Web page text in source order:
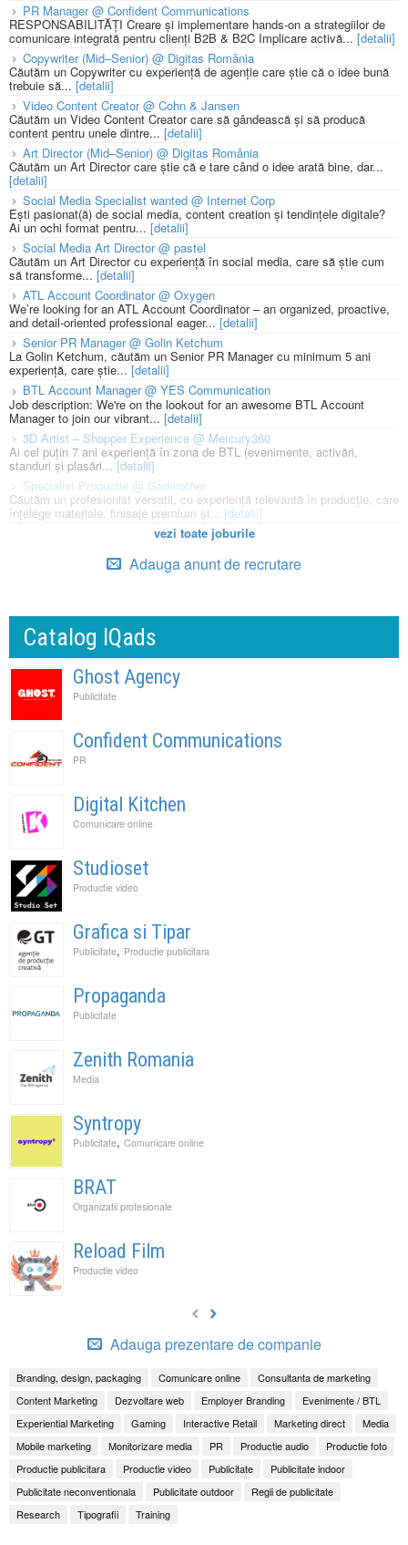
PR Manager @ Confident Communications
RESPONSABILITĂȚI Creare și implementare hands-on a strategiilor de
comunicare integrată pentru clienți B2B & B2C Implicare activă... [detalii]
Copywriter (Mid–Senior) @ Digitas România
Căutăm un Copywriter cu experiență de agenție care știe că o idee bună
trebuie să... [detalii]
Video Content Creator @ Cohn & Jansen
Căutăm un Video Content Creator care să gândească și să producă
content pentru unele dintre... [detalii]
Art Director (Mid–Senior) @ Digitas România
Căutăm un Art Director care știe că e tare când o idee arată bine, dar...
[detalii]
Social Media Specialist wanted @ Internet Corp
Ești pasionat(ă) de social media, content creation și tendințele digitale?
Ai un ochi format pentru... [detalii]
Social Media Art Director @ pastel
Căutăm un Art Director cu experiență în social media, care să știe cum
să transforme... [detalii]
ATL Account Coordinator @ Oxygen
We’re looking for an ATL Account Coordinator – an organized, proactive,
and detail-oriented professional eager... [detalii]
Senior PR Manager @ Golin Ketchum
La Golin Ketchum, căutăm un Senior PR Manager cu minimum 5 ani
experiență, care știe... [detalii]
BTL Account Manager @ YES Communication
Job description: We're on the lookout for an awesome BTL Account
Manager to join our vibrant... [detalii]
3D Artist – Shopper Experience @ Mercury360
Ai cel puțin 7 ani experiență în zona de BTL (evenimente, activări,
standuri și plasări...[detalii]
Specialist Productie @ Godmother
Căutăm un profesionist versatil, cu experiență relevantă în producție, care
înțelege materiale, finisaje premium și... [detalii]
vezi toate joburile
Adauga anunt de recrutare
Catalog IQads
Ghost Agency
Publicitate
Confident Communications
PR
Digital Kitchen
Comunicare online
Studioset
Productie video
Grafica si Tipar
Publicitate, Productie publicitara
Propaganda
Publicitate
Zenith Romania
Media
Syntropy
Publicitate, Comunicare online
BRAT
Organizatii profesionale
Reload Film
Productie video
Adauga prezentare de companie
Branding, design, packaging Comunicare online
Consultanta de marketing
Content Marketing
Dezvoltare web Employer Branding
Evenimente / BTL
Experiential Marketing
Gaming Interactive Retail Marketing direct
Media
Mobile marketing
Monitorizare media PR Productie audio
Productie foto
Productie publicitara
Productie video Publicitate
Publicitate indoor
Publicitate neconventionala
Publicitate outdoor
Regii de publicitate
Research
Tipografii Training